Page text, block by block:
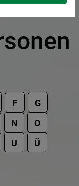
F
G
N
O
U
Ü